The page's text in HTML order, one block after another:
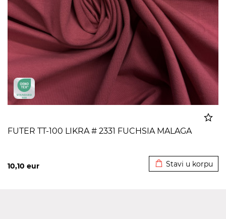
FUTER TT-100 LIKRA # 2331 FUCHSIA MALAGA
10,10 eur Stavi u korpu